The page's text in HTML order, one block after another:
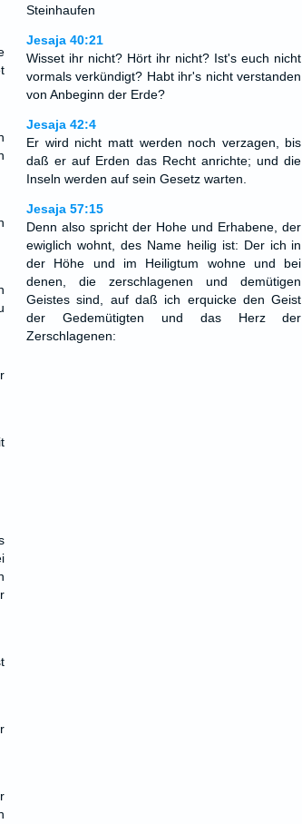
Steinhaufen
Jesaja 40:21
Wisset ihr nicht? Hört ihr nicht? Ist's euch nicht
vormals verkündigt? Habt ihr's nicht verstanden
von Anbeginn der Erde?
Jesaja 42:4
Er wird nicht matt werden noch verzagen, bis
daß er auf Erden das Recht anrichte; und die
Inseln werden auf sein Gesetz warten.
Jesaja 57:15
Denn also spricht der Hohe und Erhabene, der
ewiglich wohnt, des Name heilig ist: Der ich in
der Höhe und im Heiligtum wohne und bei
denen, die zerschlagenen und demütigen
Geistes sind, auf daß ich erquicke den Geist
der Gedemütigten und das Herz der
Zerschlagenen: